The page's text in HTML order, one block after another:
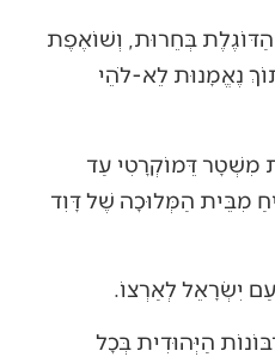
בְּחֵרוּת, וְשׁוֹאֶפֶת
נֶאֱמָנוּת לֵא-לֹהֵי
מִשְׁטָר דֵּמוֹקְרָטִי עַד
מִבֵּית הַמְּלוּכָה שֶׁל דָּוִד
יִשְׂרָאֵל לְאַרְצוֹ.
הַיְּהוּדִית בְּכָל